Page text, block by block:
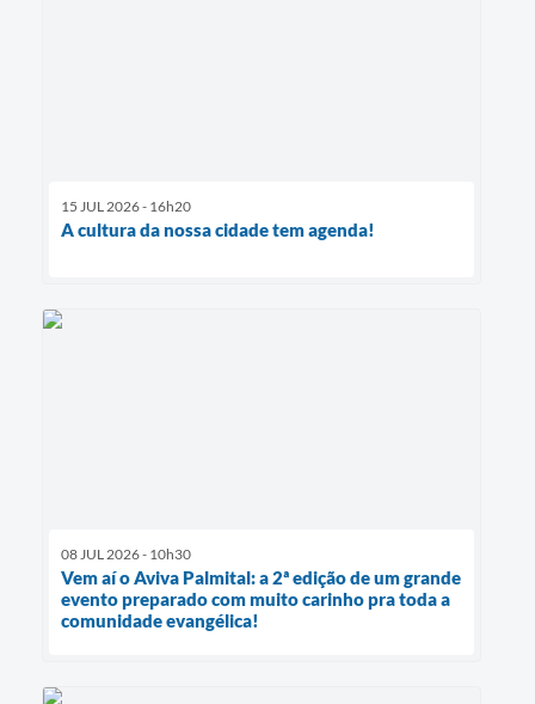
15 JUL 2026 - 16h20
A cultura da nossa cidade tem agenda!
08 JUL 2026 - 10h30
Vem aí o Aviva Palmital: a 2ª edição de um grande
evento preparado com muito carinho pra toda a
comunidade evangélica!